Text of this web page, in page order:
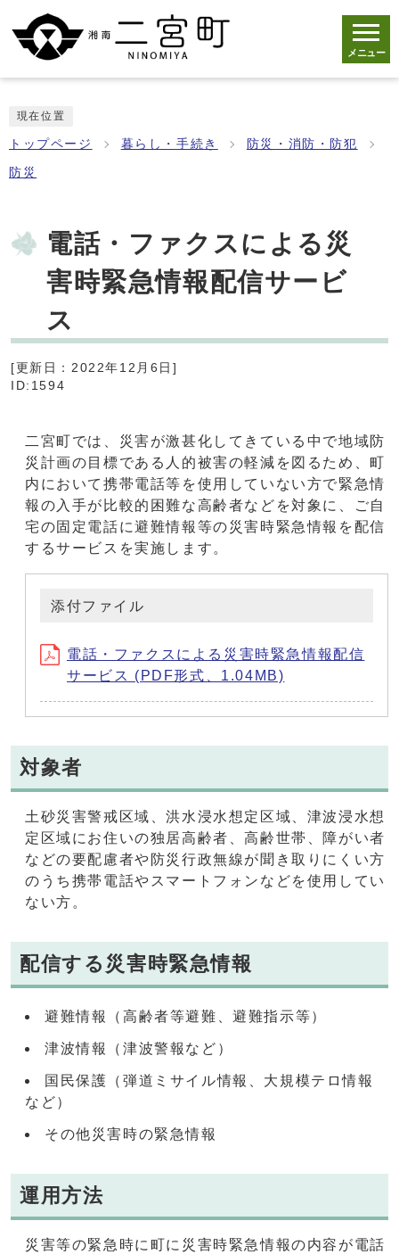
メニュー
現在位置
トップページ 暮らし・手続き 防災・消防・防犯
防災
電話・ファクスによる災
害時緊急情報配信サービ
ス
[更新日：2022年12月6日]
ID:1594
二宮町では、災害が激甚化してきている中で地域防
災計画の目標である人的被害の軽減を図るため、町
内において携帯電話等を使用していない方で緊急情
報の入手が比較的困難な高齢者などを対象に、ご自
宅の固定電話に避難情報等の災害時緊急情報を配信
するサービスを実施します。
添付ファイル
電話・ファクスによる災害時緊急情報配信
サービス (PDF形式、1.04MB)
対象者
土砂災害警戒区域、洪水浸水想定区域、津波浸水想
定区域にお住いの独居高齢者、高齢世帯、障がい者
などの要配慮者や防災行政無線が聞き取りにくい方
のうち携帯電話やスマートフォンなどを使用してい
ない方。
配信する災害時緊急情報
避難情報（高齢者等避難、避難指示等）
津波情報（津波警報など）
国民保護（弾道ミサイル情報、大規模テロ情報
など）
その他災害時の緊急情報
運用方法
災害等の緊急時に町に災害時緊急情報の内容が電話